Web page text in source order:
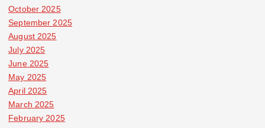
October 2025
September 2025
August 2025
July 2025
June 2025
May 2025
April 2025
March 2025
February 2025